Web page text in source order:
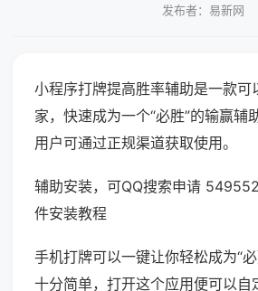
发布者：易新网
小程序打牌提高胜率辅助是一款可
家，快速成为一个“必胜”的输赢辅
用户可通过正规渠道获取使用。
辅助安装，可QQ搜索申请
件安装教程
手机打牌可以一键让你轻松成为“
十分简单，打开这个应用便可以自